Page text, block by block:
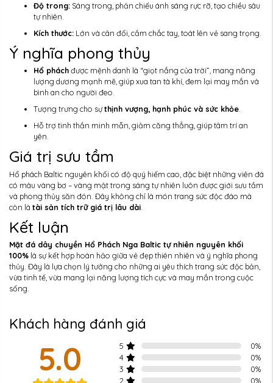
Độ trong: Sáng trong, phản chiếu ánh sáng rực rỡ, tạo chiều sâu
tự nhiên.
Kích thước: Lớn và cân đối, cầm chắc tay, toát lên vẻ sang trọng.
Ý nghĩa phong thủy
Hổ pháchđược mệnh danh là “giọt nắng của trời”, mang năng
lượng dương mạnh mẽ, giúp xua tan tà khí, đem lại may mắn và
bình an cho người đeo.
Tượng trưng cho sựthịnh vượng, hạnh phúc và sức khỏe.
Hỗ trợ tinh thần minh mẫn, giảm căng thẳng, giúp tâm trí an
yên.
Giá trị sưu tầm
Hổ phách Baltic nguyên khối có độ quý hiếm cao, đặc biệt những viên đá
có màu vàng bơ – vàng mật trong sáng tự nhiên luôn được giới sưu tầm
và phong thủy săn đón. Đây không chỉ là món trang sức độc đáo mà
còn là tài sản tích trữ giá trị lâu dài
Kết luận
Mặt đá dây chuyền Hổ Phách Nga Baltic tự nhiên nguyên khối
100% là sự kết hợp hoàn hảo giữa vẻ đẹp thiên nhiên và ý nghĩa phong
thủy. Đây là lựa chọn lý tưởng cho những ai yêu thích trang sức độc bản,
vừa tinh tế, vừa mang lại năng lượng tích cực và may mắn trong cuộc
sống.
Khách hàng đánh giá
5.0 5 0%
4
0%
3
0%
2
0%